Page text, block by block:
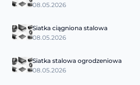
08.05.2026
Siatka ciągniona stalowa
08.05.2026
Siatka stalowa ogrodzeniowa
08.05.2026